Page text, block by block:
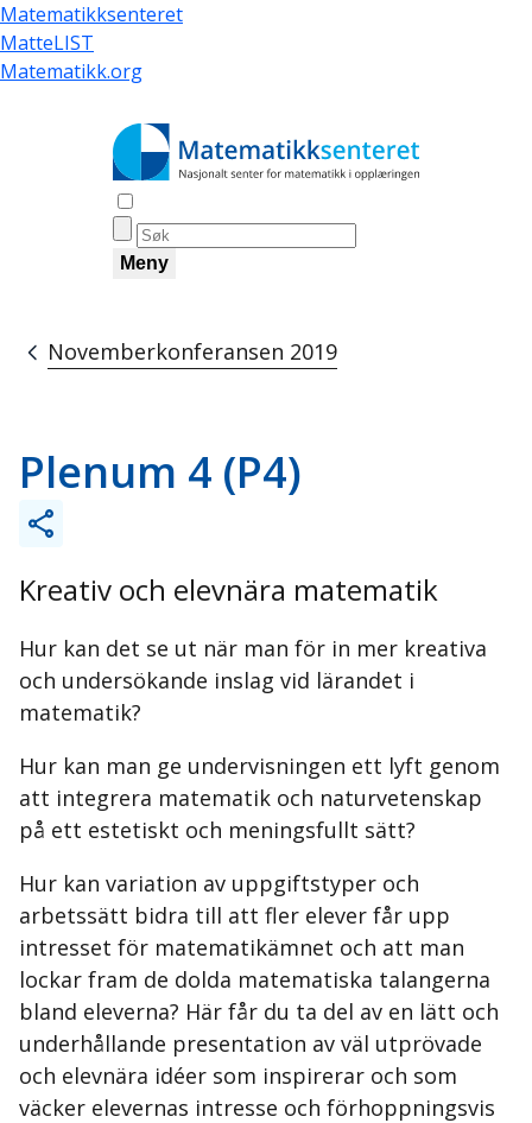
Hopp
til
hovedinnhold
Matematikksenteret
MatteLIST
Matematikk.org
Meny
Navigasjonssti
Novemberkonferansen 2019
Plenum 4 (P4)
Kreativ och elevnära matematik
Hur kan det se ut när man för in mer kreativa
och undersökande inslag vid lärandet i
matematik?
Hur kan man ge undervisningen ett lyft genom
att integrera matematik och naturvetenskap
på ett estetiskt och meningsfullt sätt?
Hur kan variation av uppgiftstyper och
arbetssätt bidra till att fler elever får upp
intresset för matematikämnet och att man
lockar fram de dolda matematiska talangerna
bland eleverna? Här får du ta del av en lätt och
underhållande presentation av väl utprövade
och elevnära idéer som inspirerar och som
väcker elevernas intresse och förhoppningsvis